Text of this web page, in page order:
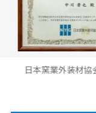
外装材協会社内検定